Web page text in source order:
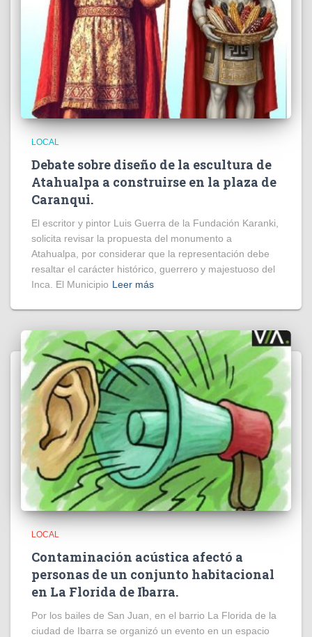
LOCAL
Debate sobre diseño de la escultura de
Atahualpa a construirse en la plaza de
Caranqui.
El escritor y pintor Luis Guerra de la Fundación Karanki,
solicita revisar la propuesta del monumento a
Atahualpa, por considerar que la representación debe
resaltar el carácter histórico, guerrero y majestuoso del
Inca. El Municipio Leer más
LOCAL
Contaminación acústica afectó a
personas de un conjunto habitacional
en La Florida de Ibarra.
Por los bailes de San Juan, en el barrio La Florida de la
ciudad de Ibarra se organizó un evento en un espacio